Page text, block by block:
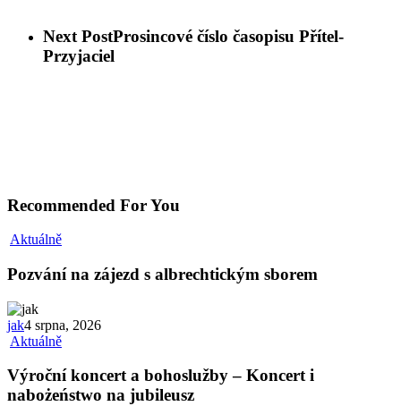
Next PostProsincové číslo časopisu Přítel-
Przyjaciel
Recommended For You
Aktuálně
Pozvání na zájezd s albrechtickým sborem
jak4 srpna, 2026
Aktuálně
Výroční koncert a bohoslužby – Koncert i
nabożeństwo na jubileusz